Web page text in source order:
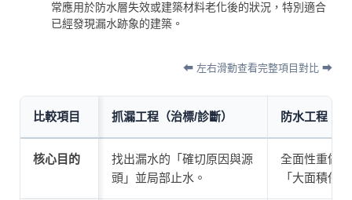
常應用於防水層失效或建築材料老化後的狀況，特別適合
已經發現漏水跡象的建築。
⬅ 左右滑動查看完整項目對比 ➡
比較項目 抓漏工程（治標/診斷） 防水工程（
核心目的
找出漏水的「確切原因與源
頭」並局部止水。
全面性重做
「大面積侵